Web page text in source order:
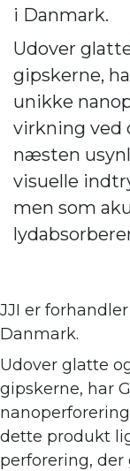
i Danmark.
Udover
gipskerne,
unikke
virkning ved
næsten
visuelle
men som
JJI er
Danmark.
Udover glatte
gipskerne, har
dette produkt
perforering,